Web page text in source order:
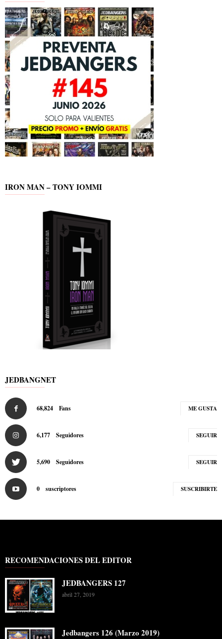
IRON MAN – TONY IOMMI
JEDBANGNET
68,824 Fans ME GUSTA
6,177 Seguidores SEGUIR
5,690 Seguidores SEGUIR
0 suscriptores SUSCRIBIRTE
RECOMENDACIONES DEL EDITOR
JEDBANGERS 127
abril 27, 2019
Jedbangers 126 (Marzo 2019)